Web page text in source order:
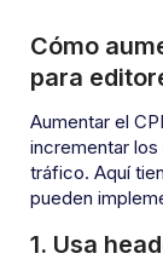
Cómo
para
Aumentar el
incrementar
tráfico. Aquí
pueden
1. Usa